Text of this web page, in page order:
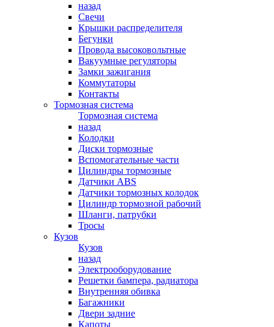
назад
Свечи
Крышки распределителя
Бегунки
Провода высоковольтные
Вакуумные регуляторы
Замки зажигания
Коммутаторы
Контакты
Тормозная система
Тормозная система
назад
Колодки
Диски тормозные
Вспомогательные части
Цилиндры тормозные
Датчики ABS
Датчики тормозных колодок
Цилиндр тормозной рабочий
Шланги, патрубки
Тросы
Кузов
Кузов
назад
Электрооборудование
Решетки бампера, радиатора
Внутренняя обивка
Багажники
Двери задние
Капоты